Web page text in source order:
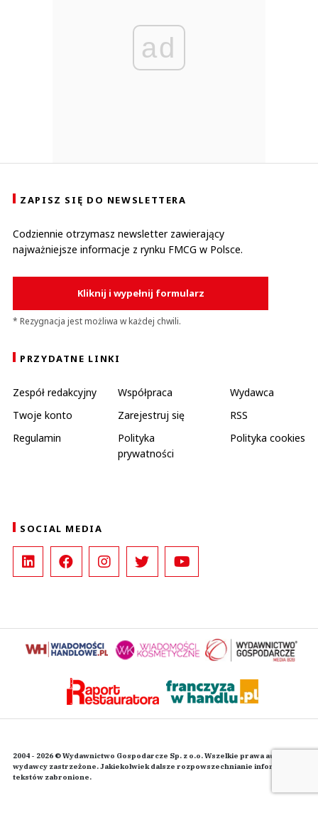
ad
ZAPISZ SIĘ DO NEWSLETTERA
Codziennie otrzymasz newsletter zawierający
najważniejsze informacje z rynku FMCG w Polsce.
Kliknij i wypełnij formularz
* Rezygnacja jest możliwa w każdej chwili.
PRZYDATNE LINKI
Zespół redakcyjny Współpraca
Wydawca
Twoje konto
Zarejestruj się
RSS
Regulamin
Polityka
prywatności
Polityka cookies
SOCIAL MEDIA
2004 - 2026 © Wydawnictwo Gospodarcze Sp. z o.o. Wszelkie prawa autorskie
wydawcy zastrzeżone. Jakiekolwiek dalsze rozpowszechnianie informacji i
tekstów zabronione.